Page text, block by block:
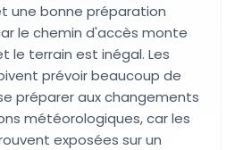
une bonne préparation
le chemin d'accès monte
le terrain est inégal. Les
prévoir beaucoup de
préparer aux changements
météorologiques, car les
exposées sur un